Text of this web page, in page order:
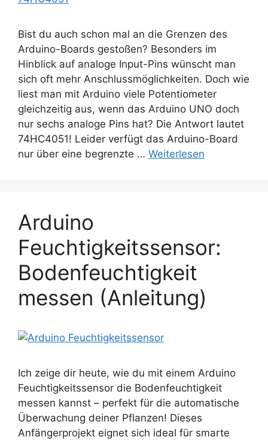
Bist du auch schon mal an die Grenzen des
Arduino-Boards gestoßen? Besonders im
Hinblick auf analoge Input-Pins wünscht man
sich oft mehr Anschlussmöglichkeiten. Doch wie
liest man mit Arduino viele Potentiometer
gleichzeitig aus, wenn das Arduino UNO doch
nur sechs analoge Pins hat? Die Antwort lautet
74HC4051! Leider verfügt das Arduino-Board
nur über eine begrenzte … Weiterlesen
Arduino
Feuchtigkeitssensor:
Bodenfeuchtigkeit
messen (Anleitung)
Ich zeige dir heute, wie du mit einem Arduino
Feuchtigkeitssensor die Bodenfeuchtigkeit
messen kannst – perfekt für die automatische
Überwachung deiner Pflanzen! Dieses
Anfängerprojekt eignet sich ideal für smarte